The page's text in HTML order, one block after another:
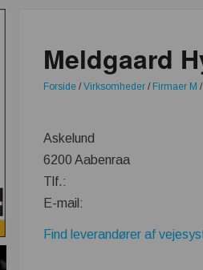
Meldgaard
Forside /Virksomheder / Firmaer M /
Askelund
6200 Aabenraa
Tlf.:
E-mail:
Find leverandører af